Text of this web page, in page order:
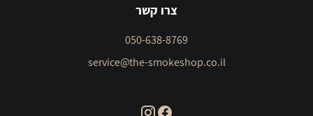
צרו קשר
050-638-8769
service@the-smokeshop.co.il